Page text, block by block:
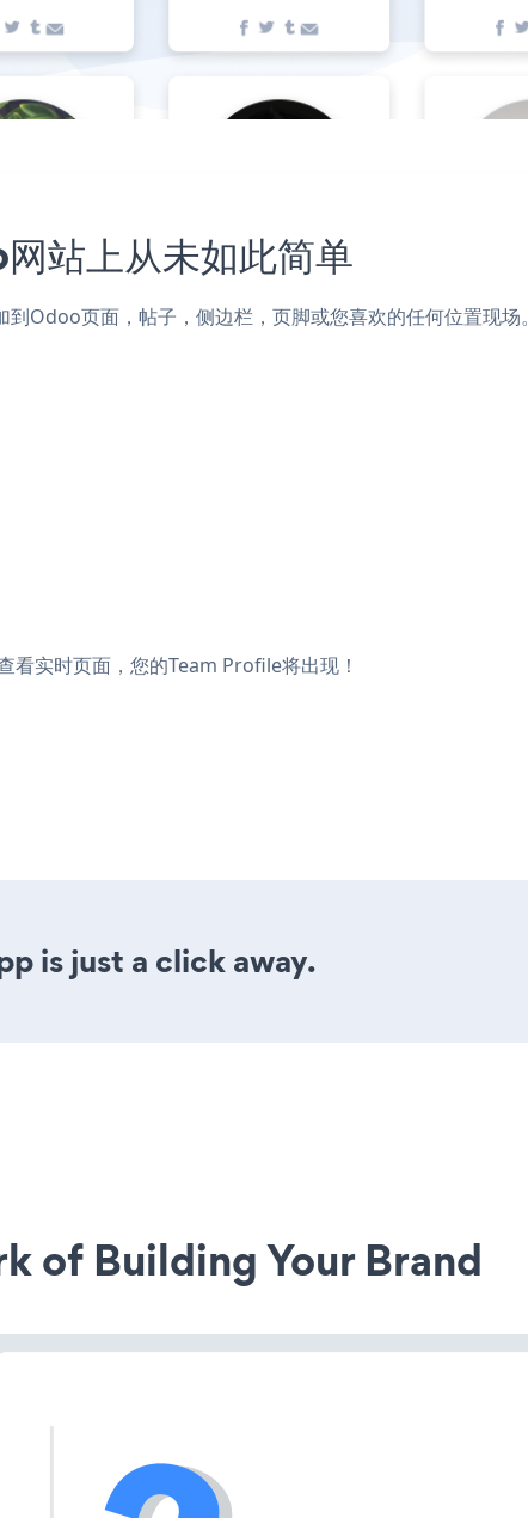
站上从未如此简单
Odoo页面，帖子，侧边栏，页脚或您喜欢的任何位置现场。
实时页面，您的Team Profile将出现！
is just a click away.
of Building Your Brand